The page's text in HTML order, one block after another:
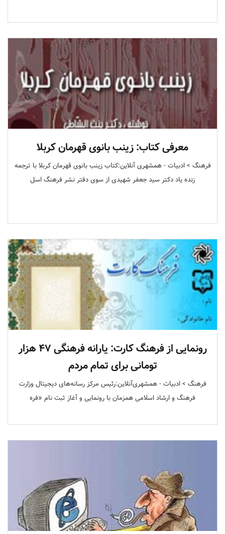
معرفی کتاب: زینب بانوی قهرمان کربلا
فرهنگ > ادبیات - همشهری آنلاین:کتاب زینب بانوی قهرمان کربلا با ترجمه
زنده یاد دکتر سید جعفر شهیدی از سوی دفتر نشر فرهنگ اسل
رونمایی از فرهنگ کارت: یارانه فرهنگی ۴۷ هزار
تومانی برای تمام مردم
فرهنگ > ادبیات - همشهری‌آنلاین:رئیس مرکز رسانه‌های دیجیتال وزارت
فرهنگ و ارشاد اسلامی همزمان با رونمایی و آغاز ثبت نام «فره